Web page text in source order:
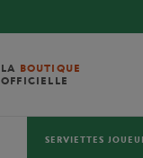
LA BOUTIQUE
OFFICIELLE
SERVIETTES